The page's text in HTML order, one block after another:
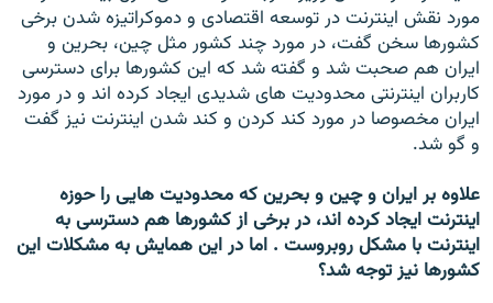
مورد نقش اينترنت در توسعه اقتصادی و دموکراتيزه شدن برخی
کشورها سخن گفت، در مورد چند کشور مثل چين، بحرين و
ايران هم صحبت شد و گفته شد که اين کشورها برای دسترسی
کاربران اينترنتی محدوديت های شديدی ايجاد کرده اند و در مورد
ايران مخصوصا در مورد کند کردن و کند شدن اينترنت نيز گفت
و گو شد.
علاوه بر ايران و چين و بحرين که محدوديت هايی را حوزه
اينترنت ايجاد کرده اند، در برخی از کشورها هم دسترسی به
اينترنت با مشکل روبروست . اما در اين همايش به مشکلات اين
کشورها نيز توجه شد؟